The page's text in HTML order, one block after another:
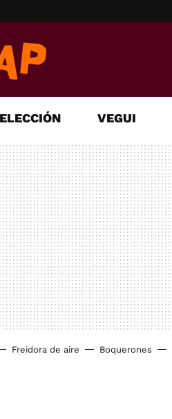
VEGUI
Freidora de aire Boquerones